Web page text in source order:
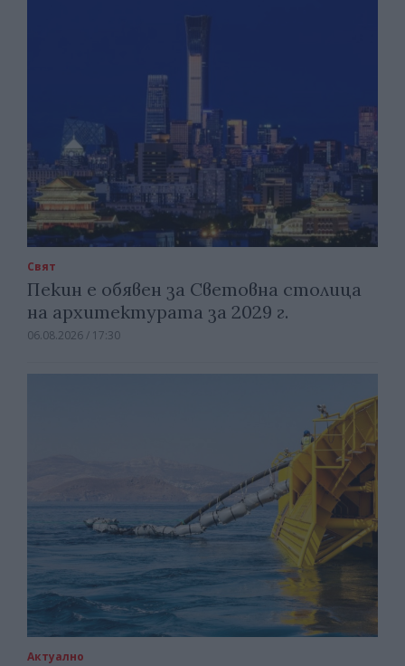
Свят
Пекин е обявен за Световна столица
на архитектурата за 2029 г.
06.08.2026 / 17:30
Актуално